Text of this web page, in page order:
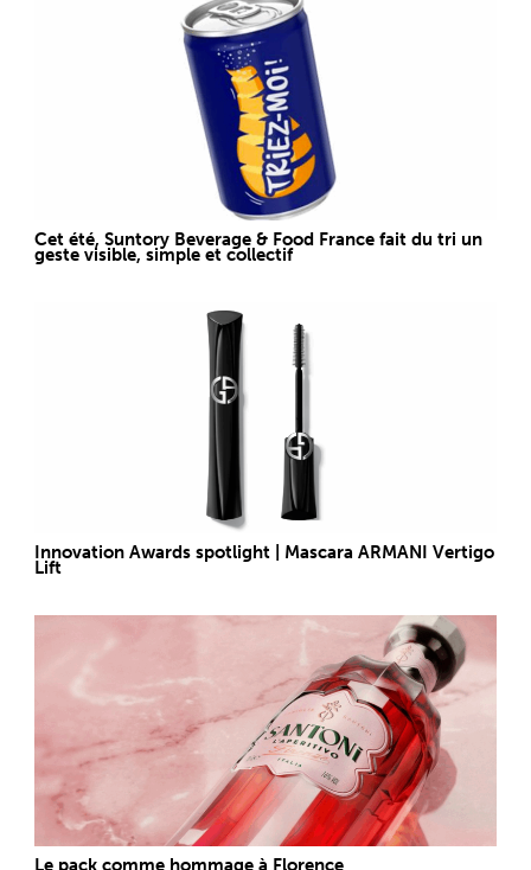
Cet été, Suntory Beverage & Food France fait du tri un
geste visible, simple et collectif
Innovation Awards spotlight | Mascara ARMANI Vertigo
Lift